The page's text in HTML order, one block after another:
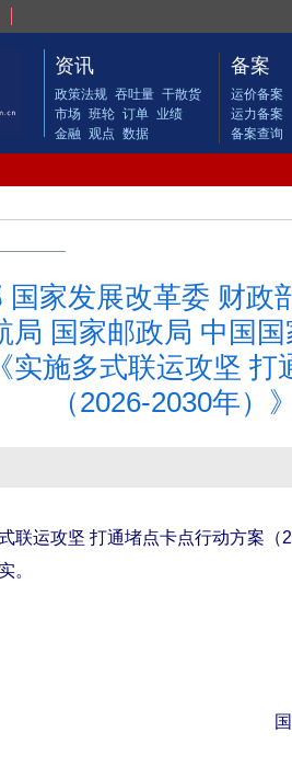
资讯
政策法规 吞吐量 干散货
市场 班轮 订单 业绩
金融 观点 数据
备案
运价备案
运力备案
备案查询
国家发展改革委 财政
局 国家邮政局 中国
实施多式联运攻坚 打
（2026-2030年）
运攻坚 打通堵点卡点行动方案（
。